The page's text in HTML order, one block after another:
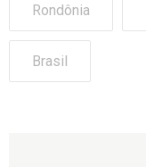
Rondônia
Brasil